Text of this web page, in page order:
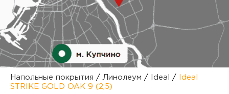
Напольные покрытия / Линолеум / Ideal /
Ideal
STRIKE GOLD OAK 9 (2,5)